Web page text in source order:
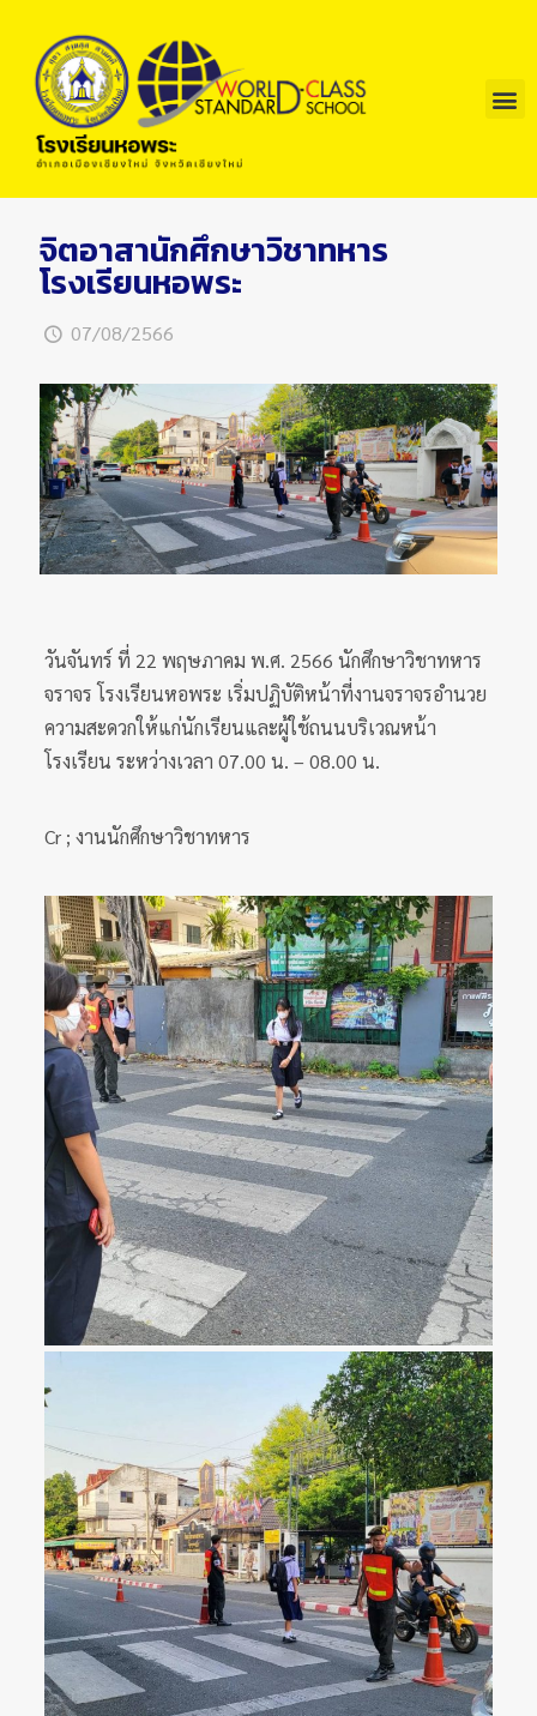
จิตอาสานักศึกษาวิชาทหาร
โรงเรียนหอพระ
07/08/2566
วันจันทร์ ที่ 22 พฤษภาคม พ.ศ. 2566 นักศึกษาวิชาทหาร
จราจร โรงเรียนหอพระ เริ่มปฏิบัติหน้าที่งานจราจรอำนวย
ความสะดวกให้แก่นักเรียนและผู้ใช้ถนนบริเวณหน้า
โรงเรียน ระหว่างเวลา 07.00 น. – 08.00 น.
Cr ; งานนักศึกษาวิชาทหาร